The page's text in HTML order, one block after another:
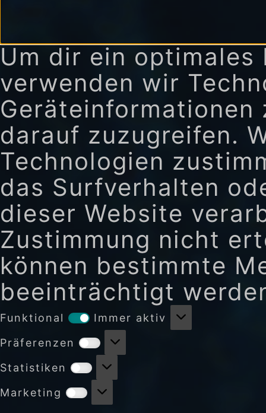
Um dir ein
verwenden wir
darauf zuzugreifen.
Technologien
das Surfverhalten
dieser Website
Zustimmung nicht
können bestimmte
beeinträchtigt
Funktional Funktional
Immer aktiv
Präferenzen
Präferenzen
Statistiken Statistiken
Marketing Marketing